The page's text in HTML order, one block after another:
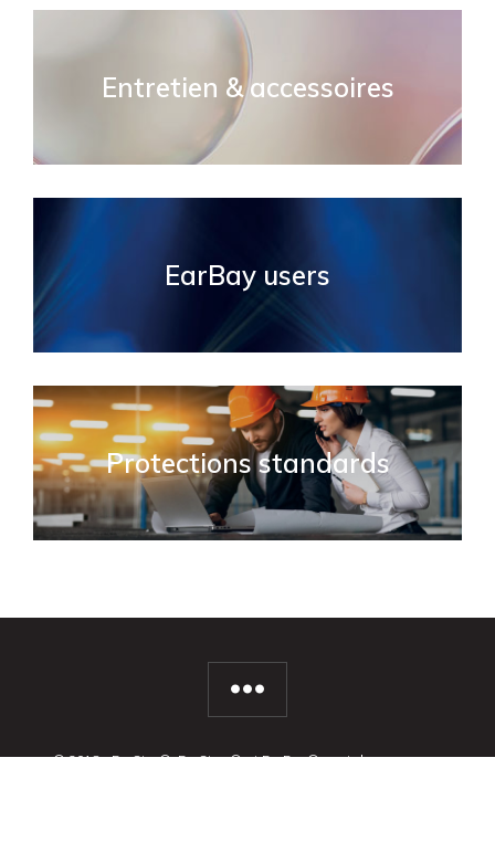
Entretien & accessoires
EarBay users
Protections standards
© 2018 - EarStar®, EarStop® et EarBay® sont des marques